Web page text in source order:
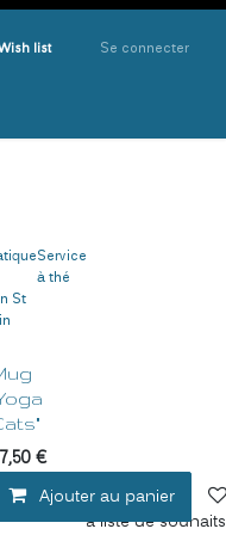
list Se connecter
St
Service
à thé
Ajouter à la liste de souhaits
€
Ajouter au panier